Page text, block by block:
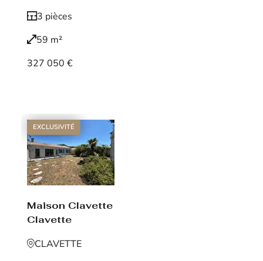
3 pièces
59 m²
327 050 €
EXCLUSIVITÉ
Maison Clavette
Clavette
CLAVETTE